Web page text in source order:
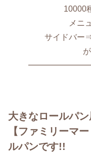
10000
メニ
サイドバー
大きなロールパ
【ファミリーマ
ルパンです!!